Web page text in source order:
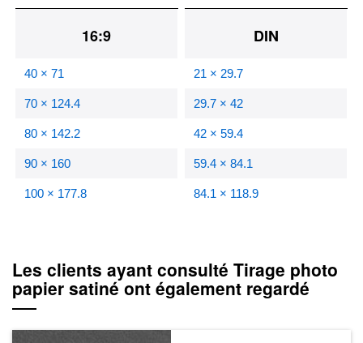
16:9
40 × 71
70 × 124.4
80 × 142.2
90 × 160
100 × 177.8
DIN
21 × 29.7
29.7 × 42
42 × 59.4
59.4 × 84.1
84.1 × 118.9
Les clients ayant consulté Tirage photo
papier satiné ont également regardé